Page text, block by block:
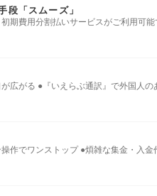
段「スムーズ」
期費用分割払いサービスがご利用可
広がる ●『いえらぶ通訳』で外国人
作でワンストップ ●煩雑な集金・入